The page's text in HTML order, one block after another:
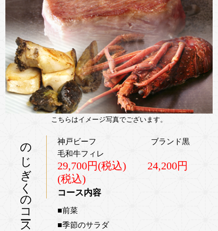
こちらはイメージ写真でございます。
のじぎくのコース
神戸ビーフ ブランド黒
毛和牛フィレ
29,700円(税込) 24,200円
(税込)
コース内容
■前菜
■季節のサラダ